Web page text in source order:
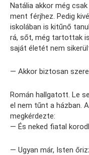
Natália akkor még
ment férjhez. Pedig
iskolában is kitűnő
rá, sőt, még tartottak
saját életét nem
— Akkor biztosan
Román hallgatott. Le
el nem tűnt a házban.
megkérdezte:
— És neked fiatal
— Ugyan már, Isten